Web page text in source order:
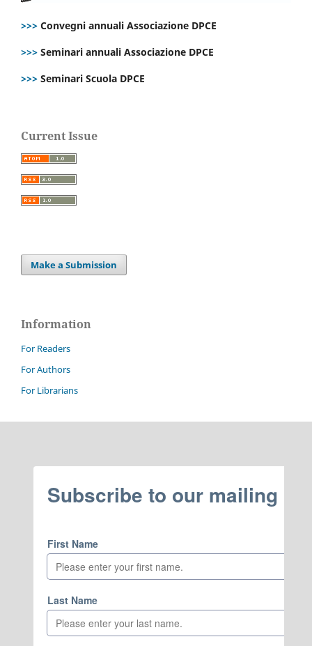
>>> Convegni annuali Associazione DPCE
>>> Seminari annuali Associazione DPCE
>>> Seminari Scuola DPCE
Current Issue
Make a Submission
Information
For Readers
For Authors
For Librarians